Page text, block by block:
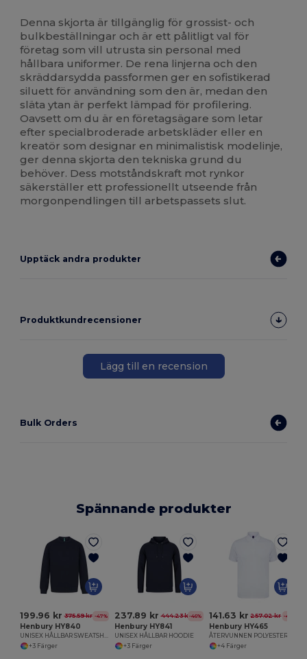
Denna skjorta är tillgänglig för grossist- och
bulkbeställningar och är ett pålitligt val för
företag som vill utrusta sin personal med
hållbara uniformer. De rena linjerna och den
skräddarsydda passformen ger en sofistikerad
siluett för användning som den är, medan den
släta ytan är perfekt lämpad för profilering.
Oavsett om du är en företagsägare som letar
efter specialbroderade arbetskläder eller en
kreatör som designar en minimalistisk modelinje,
ger denna skjorta den tekniska grund du
behöver. Dess motståndskraft mot rynkor
säkerställer ett professionellt utseende från
morgonpendlingen till arbetspassets slut.
Upptäck andra produkter
Produktkundrecensioner
Lägg till en recension
Bulk Orders
Spännande produkter
199.96 kr 375.59 kr -47%
Henbury HY840
UNISEX HÅLLBAR SWEATSHIRT
+3 Färger
237.89 kr 444.23 kr-46%
Henbury HY841
UNISEX HÅLLBAR HOODIE
+3 Färger
141.63 kr 257.02 kr -45%
Henbury HY465
+4 Färger